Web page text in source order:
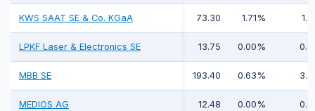
KWS SAAT SE & Co. KGaA 73.30 1.71%
LPKF Laser & Electronics SE 13.75 0.00%
MBB SE 193.40 0.63%
MEDIOS AG 12.48 0.00%